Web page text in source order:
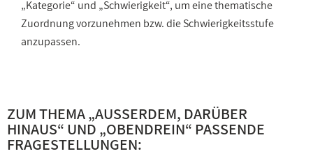
„Kategorie“ und „Schwierigkeit“, um eine thematische
Zuordnung vorzunehmen bzw. die Schwierigkeitsstufe
anzupassen.
ZUM THEMA „AUSSERDEM, DARÜBER H
INAUS “ UND „OBENDREIN“ PASSENDE
FRAGESTELLUNGEN: